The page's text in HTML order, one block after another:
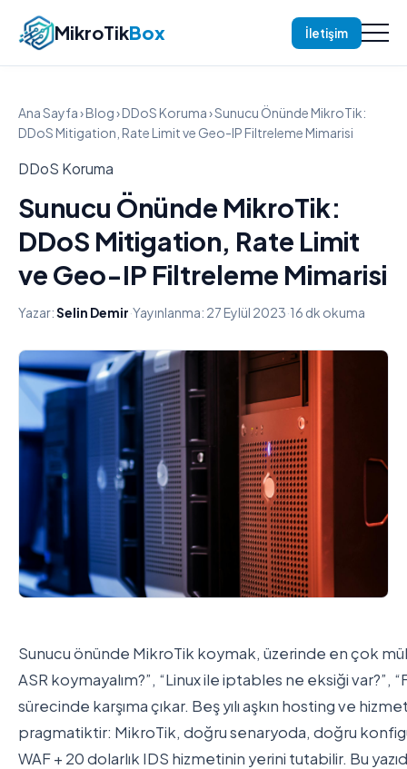
MikroTikBox İletişim
Ana Sayfa›Blog›DDoS Koruma› Sunucu Önünde MikroTik:
DDoS Mitigation, Rate Limit ve Geo-IP Filtreleme Mimarisi
DDoS Koruma
Sunucu Önünde MikroTik:
DDoS Mitigation, Rate Limit
ve Geo-IP Filtreleme Mimarisi
Yazar:Selin Demir·Yayınlanma: 27 Eylül 2023·16 dk okuma
Sunucu önünde MikroTik koymak, üzerinde en çok
ASR koymayalım?”, “Linux ile iptables ne eksiği
sürecinde karşıma çıkar. Beş yılı aşkın hosting ve
pragmatiktir: MikroTik, doğru senaryoda, doğru
WAF + 20 dolarlık IDS hizmetinin yerini tutabilir. Bu